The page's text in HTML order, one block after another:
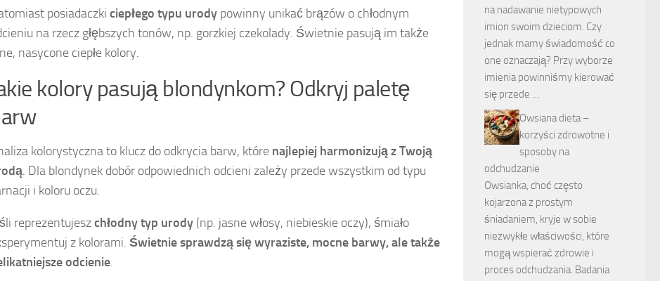
posiadaczki ciepłego typu urody powinny unikać brązów o chłodnym
na rzecz głębszych tonów, np. gorzkiej czekolady. Świetnie pasują im także
nasycone ciepłe kolory.
kolory pasują blondynkom? Odkryj paletę
kolorystyczna to klucz do odkrycia barw, które najlepiej harmonizują z Twoją
. Dla blondynek dobór odpowiednich odcieni zależy przede wszystkim od typu
i koloru oczu.
reprezentujeszchłodny typ urody (np. jasne włosy, niebieskie oczy), śmiało
z kolorami. Świetnie sprawdzą się wyraziste, mocne barwy, ale także
odcienie.
na nadawanie nietypowych
imion swoim dzieciom. Czy
jednak mamy świadomość co
one oznaczają? Przy wyborze
imienia powinniśmy kierować
się przede …
Owsiana dieta –
korzyści zdrowotne i
sposoby na
odchudzanie
Owsianka, choć często
kojarzona z prostym
śniadaniem, kryje w sobie
niezwykłe właściwości, które
mogą wspierać zdrowie i
proces odchudzania. Badania